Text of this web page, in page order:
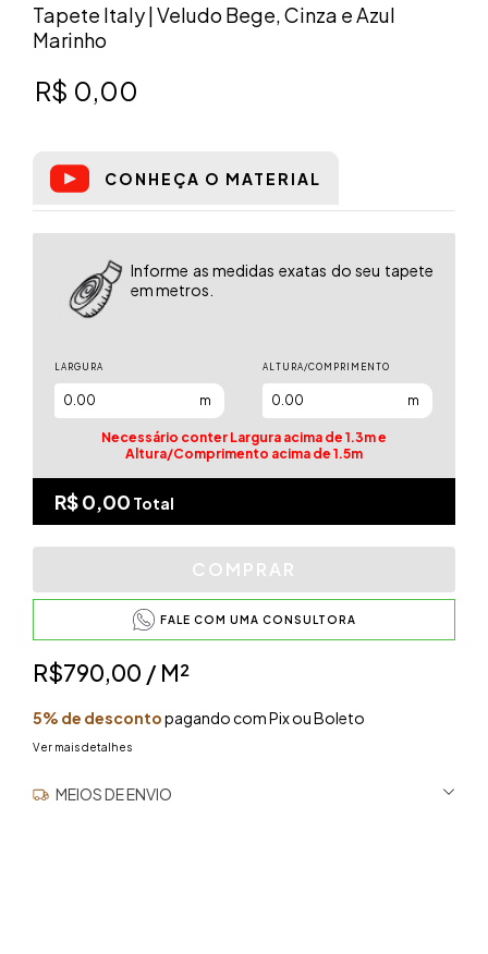
Tapete Italy | Veludo Bege, Cinza e Azul
Marinho
R$ 0,00
CONHEÇA O MATERIAL
Informe as medidas exatas do seu tapete
em metros.
LARGURA
m
ALTURA/COMPRIMENTO
m
Necessário conter Largura acima de 1.3m e
Altura/Comprimento acima de 1.5m
R$ 0,00 Total
FALE COM UMA CONSULTORA
R$790,00 / M²
5% de descontopagando com Pix ou Boleto
Ver mais detalhes
MEIOS DE ENVIO